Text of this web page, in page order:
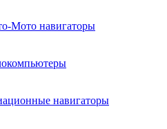
Мото навигаторы
навигаторы